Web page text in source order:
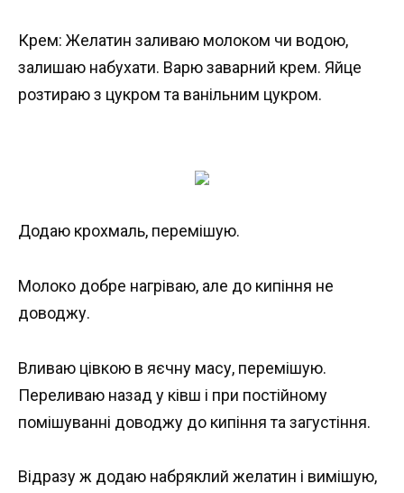
Крем: Желатин заливаю молоком чи водою,
залишаю набухати. Варю заварний крем. Яйце
розтираю з цукром та ванільним цукром.
Додаю крохмаль, перемішую.
Молоко добре нагріваю, але до кипіння не
доводжу.
Вливаю цівкою в яєчну масу, перемішую.
Переливаю назад у ківш і при постійному
помішуванні доводжу до кипіння та загустіння.
Відразу ж додаю набряклий желатин і вимішую,